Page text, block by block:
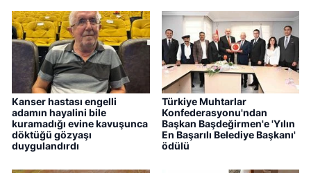
Kanser hastası engelli
adamın hayalini bile
kuramadığı evine kavuşunca
döktüğü gözyaşı
duygulandırdı
Türkiye Muhtarlar
Konfederasyonu'ndan
Başkan Başdeğirmen'e 'Yılın
En Başarılı Belediye Başkanı'
ödülü